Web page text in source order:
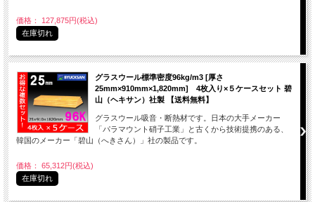
価格： 127,875円(税込)
在庫切れ
グラスウール標準密度96kg/m3 [厚さ
25mm×910mm×1,820mm] 4枚入り×５ケースセット 碧
山（ヘキサン）社製 【送料無料】
グラスウール吸音・断熱材です。日本の大手メーカー
「パラマウント硝子工業」と古くから技術提携のある、
韓国のメーカー「碧山（へきさん）」社の製品です。
価格： 65,312円(税込)
在庫切れ